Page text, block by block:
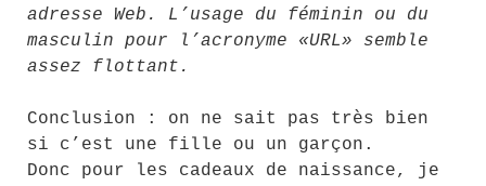
adresse Web. L’usage du féminin ou du
masculin pour l’acronyme «URL» semble
assez flottant.
Conclusion : on ne sait pas très bien
si c’est une fille ou un garçon.
Donc pour les cadeaux de naissance, je